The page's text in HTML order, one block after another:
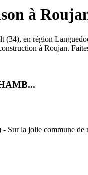
à
(34), en région
à Roujan.
- Sur la jolie commune de